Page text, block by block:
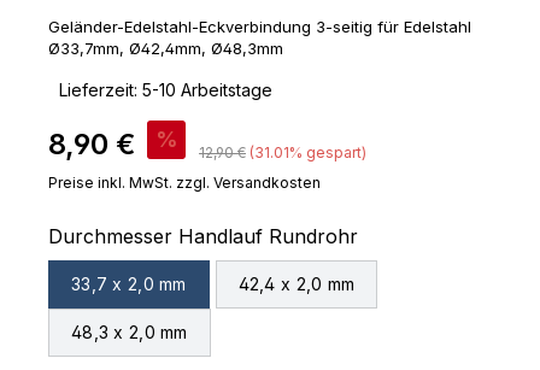
Geländer-Edelstahl-Eckverbindung 3-seitig für Edelstahl
Ø33,7mm, Ø42,4mm, Ø48,3mm
Lieferzeit: 5-10 Arbeitstage
Verkaufspreis:
8,90 € % Regulärer Preis:
12,90 € (31.01% gespart)
Preise inkl. MwSt. zzgl. Versandkosten
Durchmesser Handlauf Rundrohrauswählen
33,7 x 2,0 mm 42,4 x 2,0 mm
48,3 x 2,0 mm